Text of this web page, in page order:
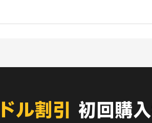
ル割引 初回購